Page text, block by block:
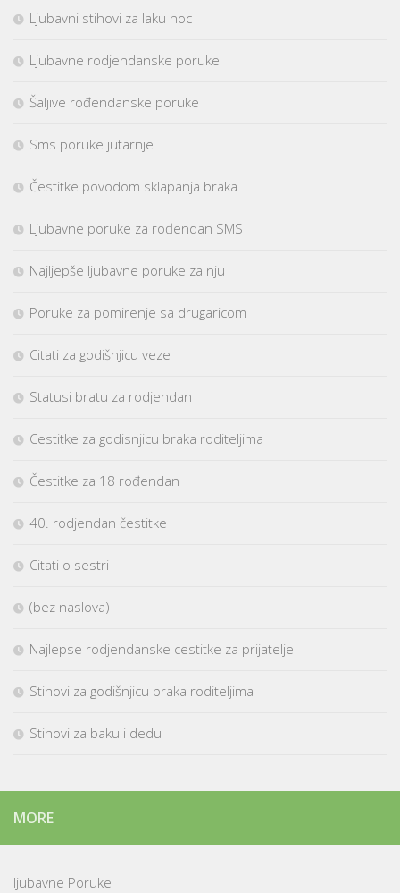
Ljubavni stihovi za laku noc
Ljubavne rodjendanske poruke
Šaljive rođendanske poruke
Sms poruke jutarnje
Čestitke povodom sklapanja braka
Ljubavne poruke za rođendan SMS
Najljepše ljubavne poruke za nju
Poruke za pomirenje sa drugaricom
Citati za godišnjicu veze
Statusi bratu za rodjendan
Cestitke za godisnjicu braka roditeljima
Čestitke za 18 rođendan
40. rodjendan čestitke
Citati o sestri
(bez naslova)
Najlepse rodjendanske cestitke za prijatelje
Stihovi za godišnjicu braka roditeljima
Stihovi za baku i dedu
MORE
ljubavne Poruke